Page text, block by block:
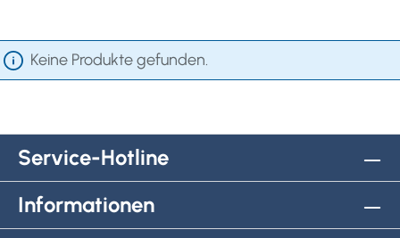
Keine Produkte gefunden.
Service-Hotline
Informationen